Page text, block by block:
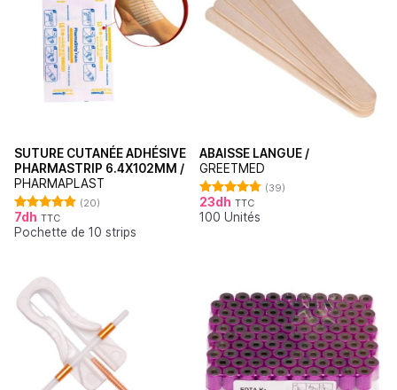
SUTURE CUTANÉE ADHÉSIVE
PHARMASTRIP 6.4X102MM /
PHARMAPLAST
Note4.90
sur 5
(20)
7dh TTC
Pochette de 10 strips
ABAISSE LANGUE /
GREETMED
Note4.79
sur 5
(39)
23dh TTC
100 Unités